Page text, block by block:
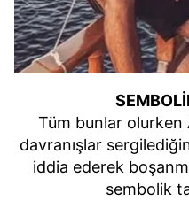
Tüm bunlar olurken
davranışlar
iddia ederek
sembolik